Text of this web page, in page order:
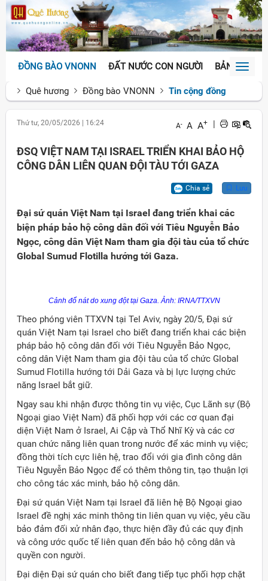
ĐỒNG BÀO VNONN ĐẤT NƯỚC CON NGƯỜI BẢN SẮCToggle
Quê hương
Đồng bào VNONN Tin cộng đồng
Thứ tư, 20/05/2026 16:24 A- A A+
ĐSQ VIỆT NAM TẠI ISRAEL TRIỂN KHAI BẢO HỘ
CÔNG DÂN LIÊN QUAN ĐỘI TÀU TỚI GAZA
Chia sẻ Lưu
Đại sứ quán Việt Nam tại Israel đang triển khai các
biện pháp bảo hộ công dân đối với Tiêu Nguyễn Bảo
Ngọc, công dân Việt Nam tham gia đội tàu của tổ chức
Global Sumud Flotilla hướng tới Gaza.
Cảnh đổ nát do xung đột tại Gaza. Ảnh: IRNA/TTXVN
Theo phóng viên TTXVN tại Tel Aviv, ngày 20/5, Đại sứ
quán Việt Nam tại Israel cho biết đang triển khai các biện
pháp bảo hộ công dân đối với Tiêu Nguyễn Bảo Ngọc,
công dân Việt Nam tham gia đội tàu của tổ chức Global
Sumud Flotilla hướng tới Dải Gaza và bị lực lượng chức
năng Israel bắt giữ.
Ngay sau khi nhận được thông tin vụ việc, Cục Lãnh sự (Bộ
Ngoại giao Việt Nam) đã phối hợp với các cơ quan đại
diện Việt Nam ở Israel, Ai Cập và Thổ Nhĩ Kỳ và các cơ
quan chức năng liên quan trong nước để xác minh vụ việc;
đồng thời tích cực liên hệ, trao đổi với gia đình công dân
Tiêu Nguyễn Bảo Ngọc để có thêm thông tin, tạo thuận lợi
cho công tác xác minh, bảo hộ công dân.
Đại sứ quán Việt Nam tại Israel đã liên hệ Bộ Ngoại giao
Israel đề nghị xác minh thông tin liên quan vụ việc, yêu cầu
bảo đảm đối xử nhân đạo, thực hiện đầy đủ các quy định
và công ước quốc tế liên quan đến bảo hộ công dân và
quyền con người.
Đại diện Đại sứ quán cho biết đang tiếp tục phối hợp chặt